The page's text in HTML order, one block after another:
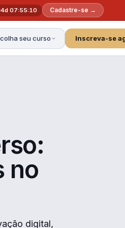
4d 07:55:09 Cadastre-se →
seu curso Inscreva-se
no
digital,